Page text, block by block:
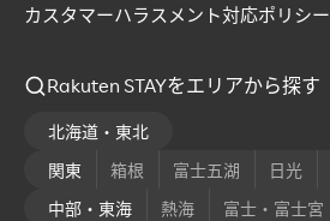
カスタマーハラスメント対応ポリシー
Rakuten STAYをエリアから探す
北海道・東北
関東
箱根 富士五湖 日光
中部・東海
熱海
富士・富士宮